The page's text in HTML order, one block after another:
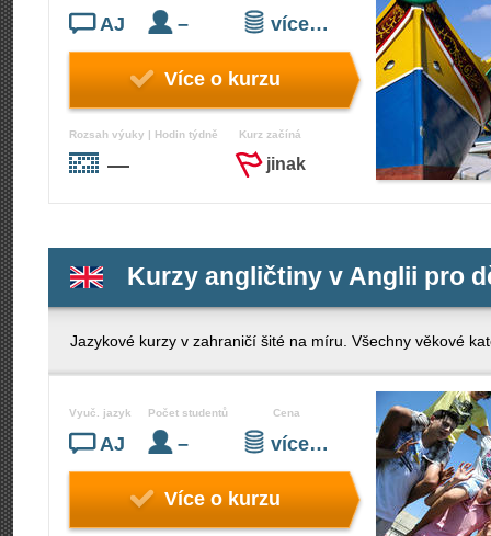
AJ – více…
Více o kurzu
Rozsah výuky | Hodin týdně
—
Kurz začíná
jinak
Kurzy angličtiny v Anglii pro
Jazykové kurzy v zahraničí šité na míru. Všechny věkové
Vyuč. jazyk
AJ
Počet studentů
–
Cena
více…
Více o kurzu